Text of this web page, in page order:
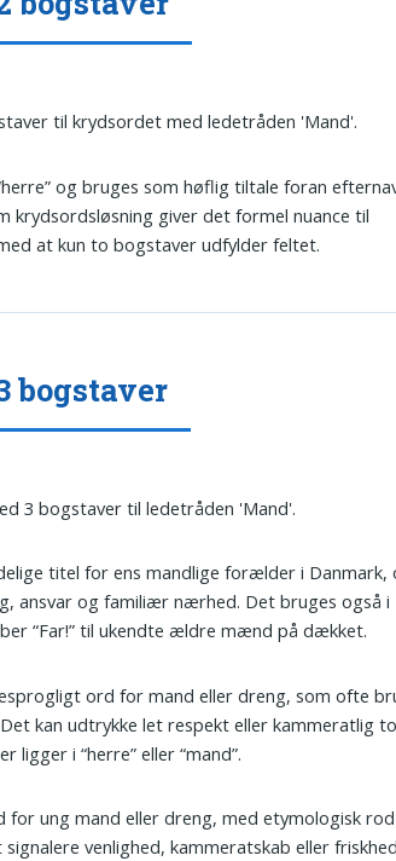
til krydsordet med ledetråden 'Mand'.
og bruges som høflig tiltale foran
krydsordsløsning giver det formel nuance til
at kun to bogstaver udfylder feltet.
bogstaver
3 bogstaver til ledetråden 'Mand'.
titel for ens mandlige forælder i Danmark,
ansvar og familiær nærhed. Det bruges også i
“Far!” til ukendte ældre mænd på dækket.
ord for mand eller dreng, som ofte
kan udtrykke let respekt eller kammeratlig
ligger i “herre” eller “mand”.
for ung mand eller dreng, med etymologisk
venlighed, kammeratskab eller